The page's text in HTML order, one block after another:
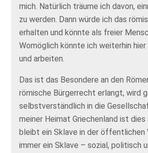
mich. Natürlich träume ich davon,
zu werden. Dann würde ich das
erhalten und könnte als freier
Womöglich könnte ich weiterhin hier
und arbeiten.
Das ist das Besondere an den
römische Bürgerrecht erlangt, wird
selbstverständlich in die
meiner Heimat Griechenland ist dies
bleibt ein Sklave in der öffentlichen
immer ein Sklave – sozial, politisch